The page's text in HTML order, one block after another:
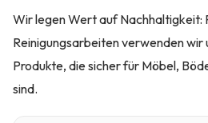
Wir legen Wert auf Nachhaltigkeit:
Reinigungsarbeiten verwenden
Produkte, die sicher für Möbel,
sind.